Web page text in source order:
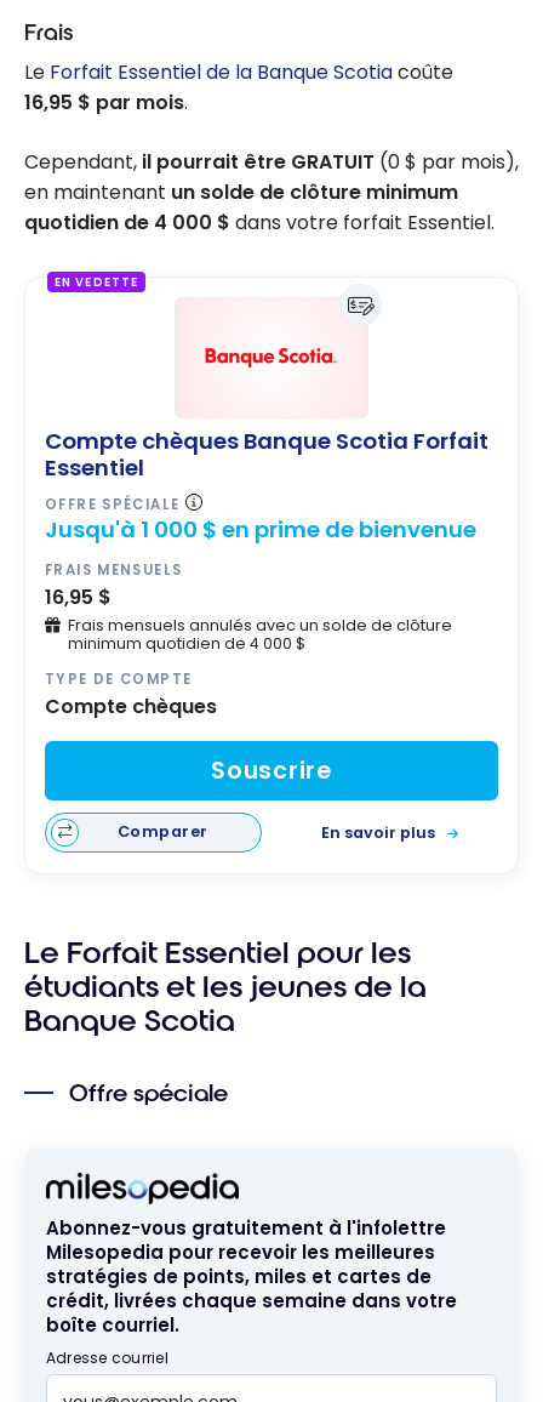
Frais
Le Forfait Essentiel de la Banque Scotiacoûte
16,95 $ par mois.
Cependant, il pourrait être GRATUIT (0 $ par mois),
en maintenant un solde de clôture minimum
quotidien de 4 000 $ dans votre forfait Essentiel.
EN VEDETTE
Compte chèques Banque Scotia Forfait
Essentiel
OFFRE SPÉCIALE
Jusqu'à 1 000 $ en prime de bienvenue
FRAIS MENSUELS
16,95 $
Frais mensuels annulés avec un solde de clôture
minimum quotidien de 4 000 $
TYPE DE COMPTE
Compte chèques
Souscrire
Comparer En savoir plus
Le Forfait Essentiel pour les
étudiants et les jeunes de la
Banque Scotia
Offre spéciale
Abonnez-vous gratuitement à l'infolettre
Milesopedia pour recevoir les meilleures
stratégies de points, miles et cartes de
crédit, livrées chaque semaine dans votre
boîte courriel.
Adresse courriel